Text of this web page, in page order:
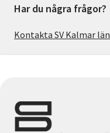
Har du några frågor?
Kontakta SV Kalmar län